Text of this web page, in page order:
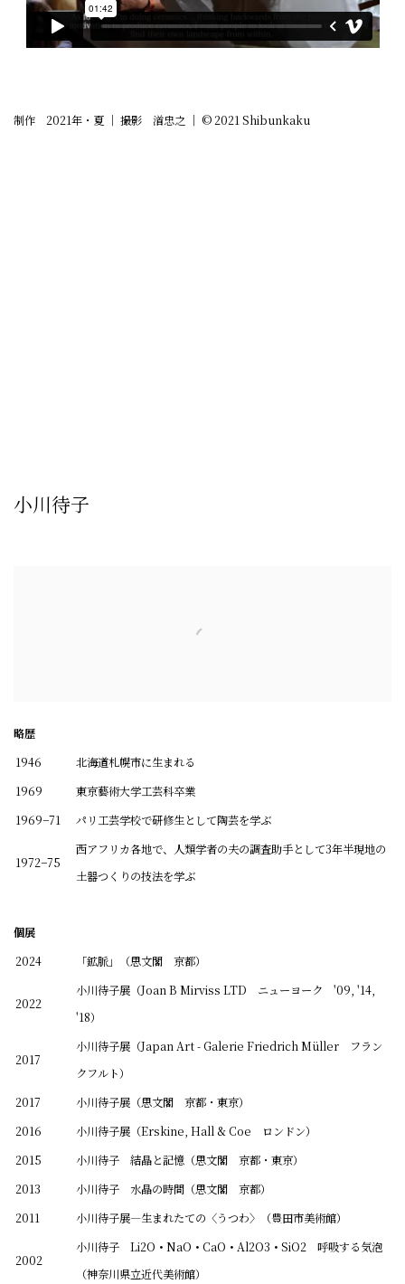
制作 2021年・夏 ｜ 撮影 渞忠之 ｜ ©️ 2021 Shibunkaku
小川待子
略歴
1946
北海道札幌市に生まれる
1969
東京藝術大学工芸科卒業
1969−71
パリ工芸学校で研修生として陶芸を学ぶ
1972−75
西アフリカ各地で、人類学者の夫の調査助手として3年半現地の
土器つくりの技法を学ぶ
個展
2024
「鉱脈」（思文閣 京都）
2022
小川待子展（Joan B Mirviss LTD ニューヨーク '09, '14,
'18）
2017
小川待子展（Japan Art - Galerie Friedrich Müller フラン
クフルト）
2017
小川待子展（思文閣 京都・東京）
2016
小川待子展（Erskine, Hall & Coe ロンドン）
2015
小川待子 結晶と記憶（思文閣 京都・東京）
2013
小川待子 水晶の時間（思文閣 京都）
2011
小川待子展―生まれたての〈うつわ〉（豊田市美術館）
2002
小川待子 Li2O ・ NaO ・ CaO ・ Al2O3 ・ SiO2 呼吸する気泡
（神奈川県立近代美術館）